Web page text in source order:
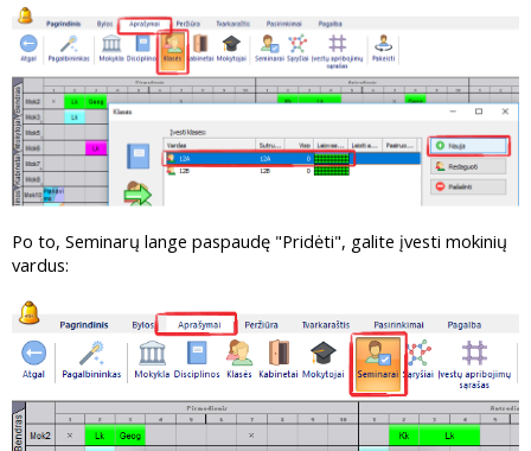
Po to, Seminarų lange paspaudę "Pridėti", galite įvesti mokinių
vardus: